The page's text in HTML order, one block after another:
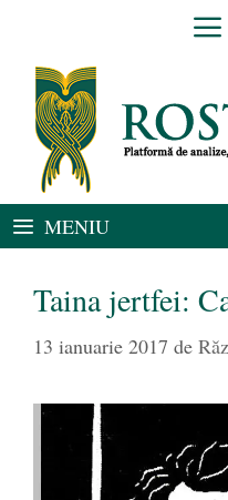
conținut
MENIU
Taina jertfei:
13 ianuarie 2017 de